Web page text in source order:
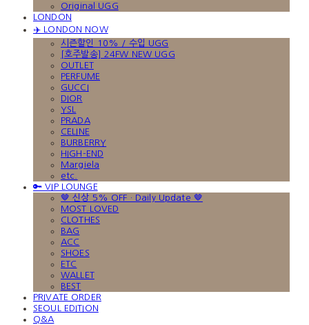
Original UGG
LONDON
✈️ LONDON NOW
시즌할인 10% / 수입 UGG
[호주발송] 24FW NEW UGG
OUTLET
PERFUME
GUCCI
DIOR
YSL
PRADA
CELINE
BURBERRY
HIGH-END
Margiela
etc.
🔑 VIP LOUNGE
🤎 신상 5% OFF · Daily Update 🤎
MOST LOVED
CLOTHES
BAG
ACC
SHOES
ETC
WALLET
BEST
PRIVATE ORDER
SEOUL EDITION
Q&A